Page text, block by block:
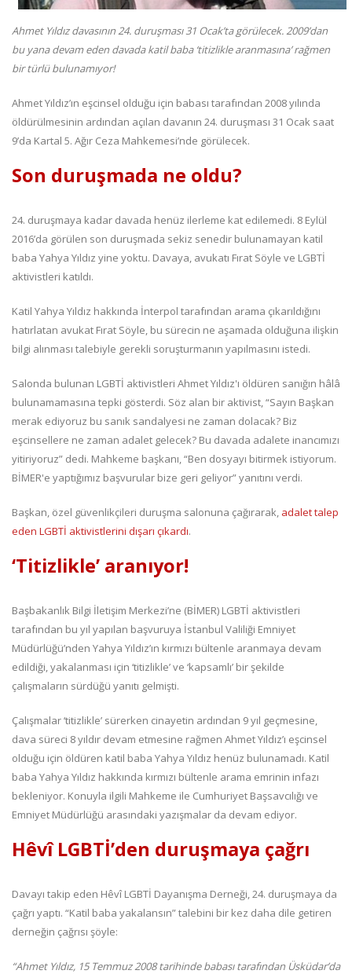
Ahmet Yıldız davasının 24. duruşması 31 Ocak’ta görülecek. 2009’dan
bu yana devam eden davada katil baba ‘titizlikle aranmasına’ rağmen
bir türlü bulunamıyor!
Ahmet Yıldız’ın eşcinsel olduğu için babası tarafından 2008 yılında
öldürülmesinin ardından açılan davanın 24. duruşması 31 Ocak saat
9’da Kartal 5. Ağır Ceza Mahkemesi’nde görülecek.
Son duruşmada ne oldu?
24. duruşmaya kadar davada henüz ilerleme kat edilemedi. 8 Eylül
2016’da görülen son duruşmada sekiz senedir bulunamayan katil
baba Yahya Yıldız yine yoktu. Davaya, avukatı Fırat Söyle ve LGBTİ
aktivistleri katıldı.
Katil Yahya Yıldız hakkında İnterpol tarafından arama çıkarıldığını
hatırlatan avukat Fırat Söyle, bu sürecin ne aşamada olduğuna ilişkin
bilgi alınması talebiyle gerekli soruşturmanın yapılmasını istedi.
Salonda bulunan LGBTİ aktivistleri Ahmet Yıldız'ı öldüren sanığın hâlâ
bulunamamasına tepki gösterdi. Söz alan bir aktivist, “Sayın Başkan
merak ediyoruz bu sanık sandalyesi ne zaman dolacak? Biz
eşcinsellere ne zaman adalet gelecek? Bu davada adalete inancımızı
yitiriyoruz” dedi. Mahkeme başkanı, “Ben dosyayı bitirmek istiyorum.
BİMER'e yaptığımız başvurular bize geri geliyor” yanıtını verdi.
Başkan, özel güvenlikçileri duruşma salonuna çağırarak, adalet talep
eden LGBTİ aktivistlerini dışarı çıkardı.
‘Titizlikle’ aranıyor!
Başbakanlık Bilgi İletişim Merkezi’ne (BİMER) LGBTİ aktivistleri
tarafından bu yıl yapılan başvuruya İstanbul Valiliği Emniyet
Müdürlüğü’nden Yahya Yıldız’ın kırmızı bültenle aranmaya devam
edildiği, yakalanması için ‘titizlikle’ ve ‘kapsamlı’ bir şekilde
çalışmaların sürdüğü yanıtı gelmişti.
Çalışmalar ‘titizlikle’ sürerken cinayetin ardından 9 yıl geçmesine,
dava süreci 8 yıldır devam etmesine rağmen Ahmet Yıldız’ı eşcinsel
olduğu için öldüren katil baba Yahya Yıldız henüz bulunamadı. Katil
baba Yahya Yıldız hakkında kırmızı bültenle arama emrinin infazı
bekleniyor. Konuyla ilgili Mahkeme ile Cumhuriyet Başsavcılığı ve
Emniyet Müdürlüğü arasındaki yazışmalar da devam ediyor.
Hêvî LGBTİ’den duruşmaya çağrı
Davayı takip eden Hêvî LGBTİ Dayanışma Derneği, 24. duruşmaya da
çağrı yaptı. “Katil baba yakalansın” talebini bir kez daha dile getiren
derneğin çağrısı şöyle:
“Ahmet Yıldız, 15 Temmuz 2008 tarihinde babası tarafından Üsküdar’da